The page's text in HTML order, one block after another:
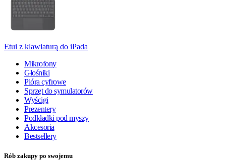
Etui z klawiaturą do iPada
Mikrofony
Głośniki
Pióra cyfrowe
Sprzęt do symulatorów
Wyścigi
Prezentery
Podkładki pod myszy
Akcesoria
Bestsellery
Rób zakupy po swojemu